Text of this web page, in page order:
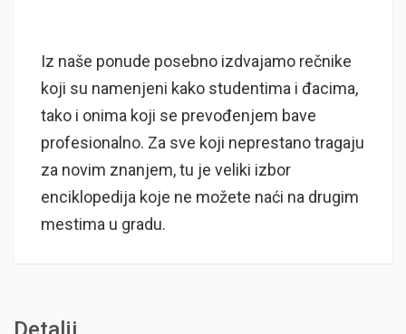
Iz naše ponude posebno izdvajamo rečnike
koji su namenjeni kako studentima i đacima,
tako i onima koji se prevođenjem bave
profesionalno. Za sve koji neprestano tragaju
za novim znanjem, tu je veliki izbor
enciklopedija koje ne možete naći na drugim
mestima u gradu.